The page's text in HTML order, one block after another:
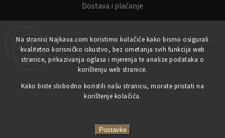
Na stranici Najkava.com koristimo kolačiće kako bismo osigurali
kvalitetno korisničko iskustvo, bez ometanja svih funkcija web
stranice, prikazivanja oglasa i mjerenja te analize podataka o
korištenju web stranice.
Kako biste slobodno koristili našu stranicu, morate pristati na
korištenje kolačića.
Postavke
Dostava i plaćanje
Moj račun
Registracija
Prijaviti se
Copyright 2023NajKava.com